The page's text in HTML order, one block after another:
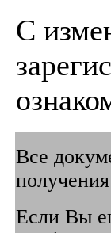
C
Все
Если Вы